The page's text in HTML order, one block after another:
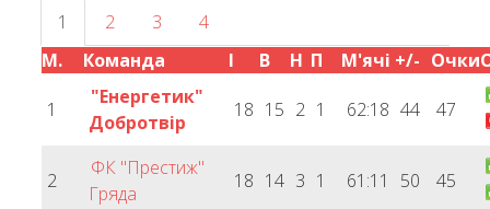
1 2 3
4
М.
Команда І В Н П М'ячі +/- Очки
1
"Енергетик"
Добротвір
18 15 2 1 62:18 44 47
2
ФК "Престиж"
Гряда
18 14 3 1 61:11 50 45